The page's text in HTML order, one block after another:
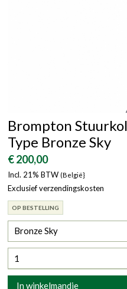
Brompton
Type Bronze Sky
€ 200,00
Incl. 21% BTW (België}
Exclusief verzendingskosten
OP BESTELLING
Bronze Sky
In winkelmandje